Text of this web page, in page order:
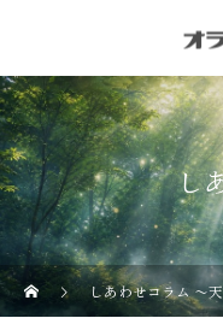
し
しあわせコラム 〜